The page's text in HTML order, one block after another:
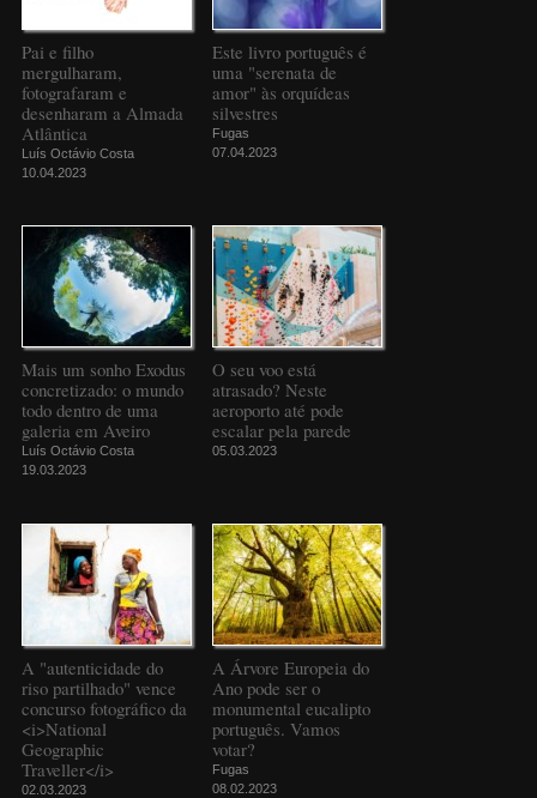
Pai e filho
mergulharam,
fotografaram e
desenharam a Almada
Atlântica
Luís Octávio Costa
10.04.2023
Este livro português é
uma "serenata de
amor" às orquídeas
silvestres
Fugas
07.04.2023
Mais um sonho Exodus
concretizado: o mundo
todo dentro de uma
galeria em Aveiro
Luís Octávio Costa
19.03.2023
O seu voo está
atrasado? Neste
aeroporto até pode
escalar pela parede
05.03.2023
A "autenticidade do
riso partilhado" vence
concurso fotográfico da
<i>National
Geographic
Traveller</i>
02.03.2023
A Árvore Europeia do
Ano pode ser o
monumental eucalipto
português. Vamos
votar?
Fugas
08.02.2023